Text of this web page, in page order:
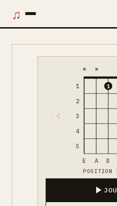
♫
1
2
3
4
5
× ×
1
E A D